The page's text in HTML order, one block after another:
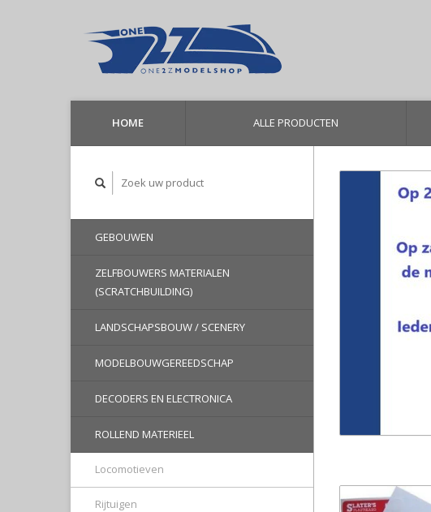
HOME ALLE PRODUCTEN
GEBOUWEN
ZELFBOUWERS MATERIALEN
(SCRATCHBUILDING)
LANDSCHAPSBOUW / SCENERY
MODELBOUWGEREEDSCHAP
DECODERS EN ELECTRONICA
ROLLEND MATERIEEL
Locomotieven
Rijtuigen